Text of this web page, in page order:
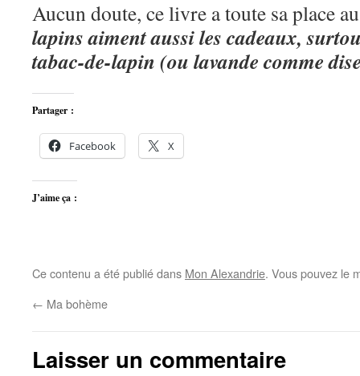
Aucun doute, ce livre a toute sa place
lapins aiment aussi les cadeaux,
tabac-de-lapin (ou lavande comme
Partager :
Facebook X
J’aime ça :
Ce contenu a été publié dans Mon Alexandrie. Vous pouvez le
← Ma bohème
Laisser un commentaire